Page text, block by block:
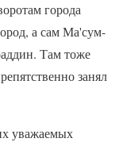
города
а сам Ма'сум-
Там тоже
занял
уважаемых